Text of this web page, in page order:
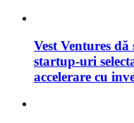
Vest Ventures
startup-uri
accelerare cu